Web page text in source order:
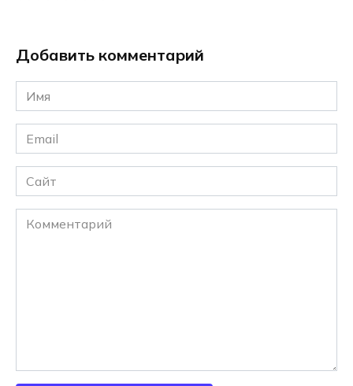
Добавить комментарий
Имя
*
Email
*
Сайт
Комментарий